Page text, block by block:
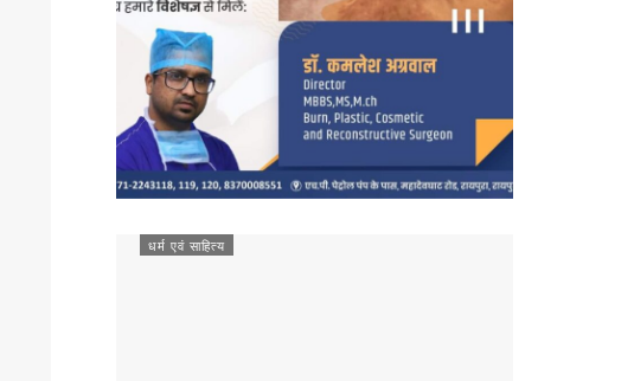
धर्म एवं साहित्य